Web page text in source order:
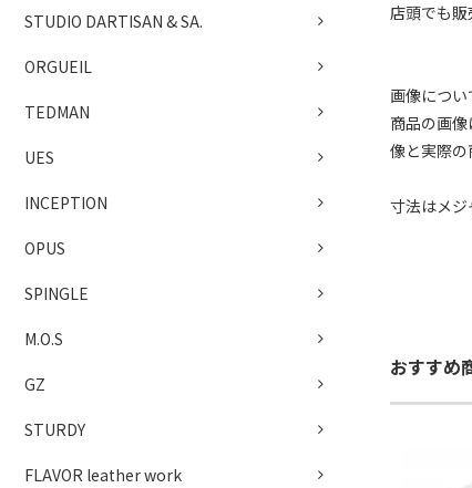
STUDIO DARTISAN & SA.
ORGUEIL
TEDMAN
UES
INCEPTION
OPUS
SPINGLE
M.O.S
GZ
STURDY
FLAVOR leather work
店頭でも販
画像につい
商品の画
像と実際の
寸法はメジ
おすすめ